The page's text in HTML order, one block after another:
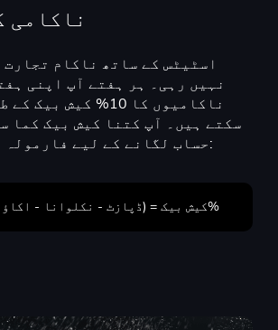
ناکامی
نہیں رہی۔ ہر ہفتے آپ اپنی
ناکامیوں کا 10% کیش
سکتے ہیں۔ آپ کتنا کیش بیک کما
حساب لگانے کے لیے فارمولہ استعمال کریں:
کیش بیک = (ڈپازٹ - نکلوانا - اکاؤنٹ بیلنس) * 10%